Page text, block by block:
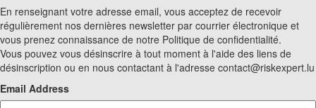
En renseignant votre adresse email, vous acceptez de recevoir
régulièrement nos dernières newsletter par courrier électronique et
vous prenez connaissance de notre Politique de confidentialité.
Vous pouvez vous désinscrire à tout moment à l'aide des liens de
désinscription ou en nous contactant à l'adresse contact@riskexpert.lu
Email Address